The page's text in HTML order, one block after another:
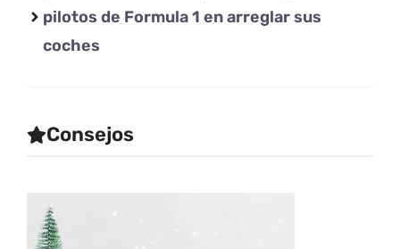
pilotos de Formula 1 en arreglar sus
coches
Consejos